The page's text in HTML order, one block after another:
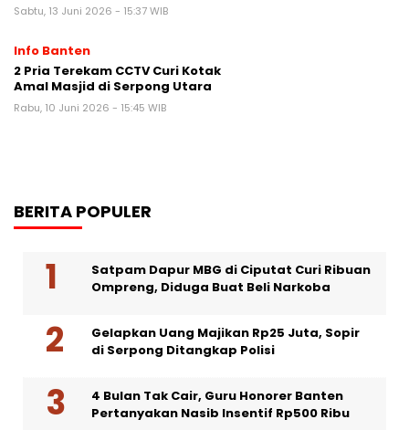
Sabtu, 13 Juni 2026 - 15:37 WIB
Info Banten
2 Pria Terekam CCTV Curi Kotak
Amal Masjid di Serpong Utara
Rabu, 10 Juni 2026 - 15:45 WIB
BERITA POPULER
Satpam Dapur MBG di Ciputat Curi Ribuan
Ompreng, Diduga Buat Beli Narkoba
Gelapkan Uang Majikan Rp25 Juta, Sopir
di Serpong Ditangkap Polisi
4 Bulan Tak Cair, Guru Honorer Banten
Pertanyakan Nasib Insentif Rp500 Ribu